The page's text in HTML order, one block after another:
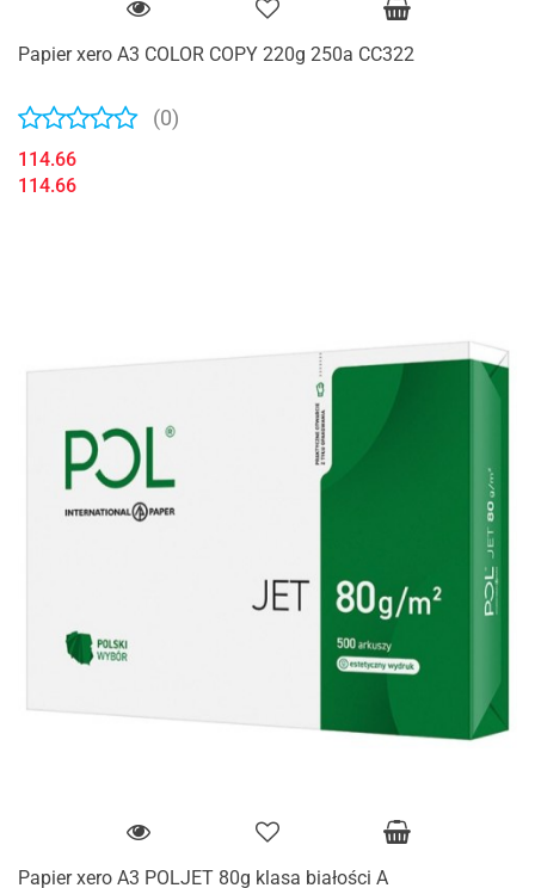
Papier xero A3 COLOR COPY 220g 250a CC322
(0)
114.66
114.66
Papier xero A3 POLJET 80g klasa białości A